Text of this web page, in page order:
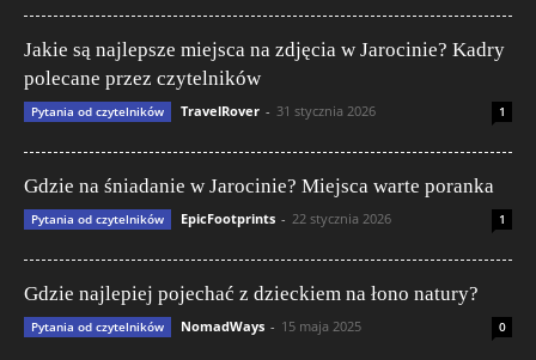
Jakie są najlepsze miejsca na zdjęcia w Jarocinie? Kadry
polecane przez czytelników
Pytania od czytelników TravelRover - 31 stycznia 2026 1
Gdzie na śniadanie w Jarocinie? Miejsca warte poranka
Pytania od czytelników EpicFootprints - 22 stycznia 2026 1
Gdzie najlepiej pojechać z dzieckiem na łono natury?
Pytania od czytelników NomadWays - 15 maja 2025 0